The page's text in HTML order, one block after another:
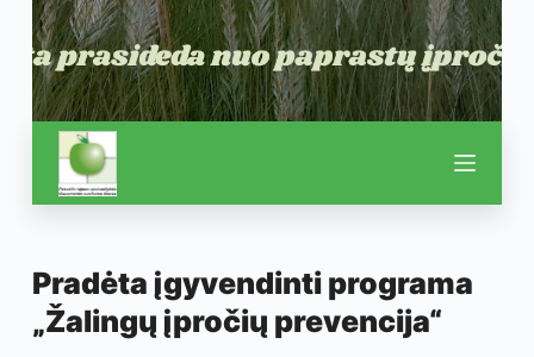
Pradėta įgyvendinti programa
„Žalingų įpročių prevencija“